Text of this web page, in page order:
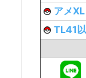
アメ
TL41